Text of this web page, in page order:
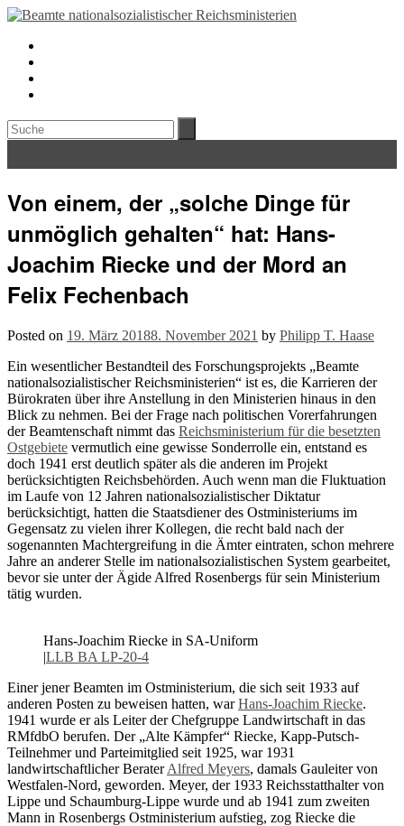
Von einem, der „solche Dinge für
unmöglich gehalten“ hat: Hans-
Joachim Riecke und der Mord an
Felix Fechenbach
Posted on 19. März 20188. November 2021 by Philipp T. Haase
Ein wesentlicher Bestandteil des Forschungsprojekts „Beamte
nationalsozialistischer Reichsministerien“ ist es, die Karrieren der
Bürokraten über ihre Anstellung in den Ministerien hinaus in den
Blick zu nehmen. Bei der Frage nach politischen Vorerfahrungen
der Beamtenschaft nimmt das Reichsministerium für die besetzten
Ostgebiete vermutlich eine gewisse Sonderrolle ein, entstand es
doch 1941 erst deutlich später als die anderen im Projekt
berücksichtigten Reichsbehörden. Auch wenn man die Fluktuation
im Laufe von 12 Jahren nationalsozialistischer Diktatur
berücksichtigt, hatten die Staatsdiener des Ostministeriums im
Gegensatz zu vielen ihrer Kollegen, die recht bald nach der
sogenannten Machtergreifung in die Ämter eintraten, schon mehrere
Jahre an anderer Stelle im nationalsozialistischen System gearbeitet,
bevor sie unter der Ägide Alfred Rosenbergs für sein Ministerium
tätig wurden.
Hans-Joachim Riecke in SA-Uniform
|LLB BA LP-20-4
Einer jener Beamten im Ostministerium, die sich seit 1933 auf
anderen Posten zu beweisen hatten, warHans-Joachim Riecke.
1941 wurde er als Leiter der Chefgruppe Landwirtschaft in das
RMfdbO berufen. Der „Alte Kämpfer“ Riecke, Kapp-Putsch-
Teilnehmer und Parteimitglied seit 1925, war 1931
landwirtschaftlicher BeraterAlfred Meyers, damals Gauleiter von
Westfalen-Nord, geworden. Meyer, der 1933 Reichsstatthalter von
Lippe und Schaumburg-Lippe wurde und ab 1941 zum zweiten
Mann in Rosenbergs Ostministerium aufstieg, zog Riecke die